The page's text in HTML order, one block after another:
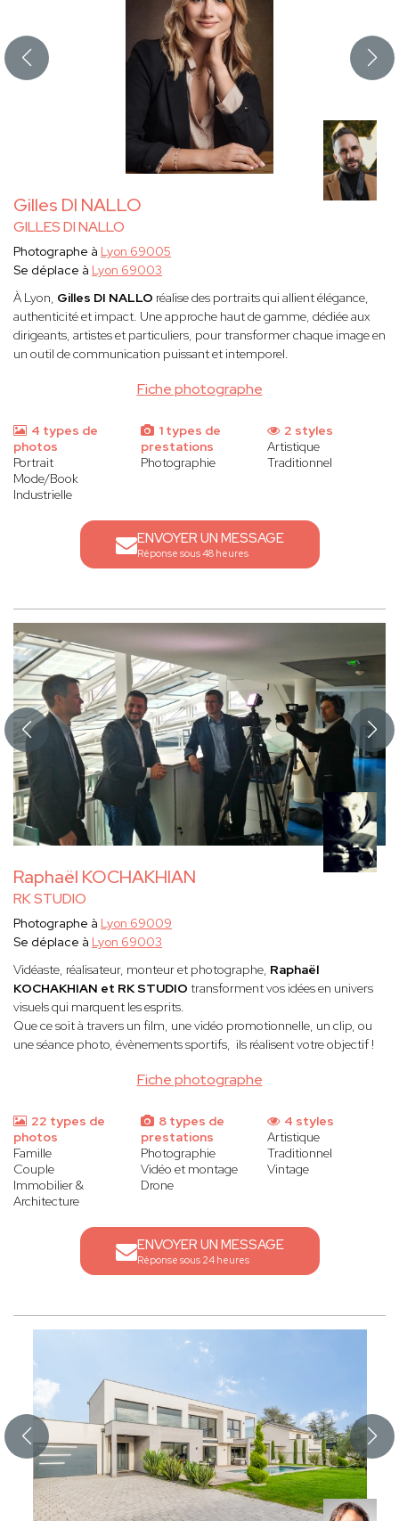
Gilles DI NALLO
GILLES DI NALLO
Fiche photographe
Photographe à Lyon 69005
Se déplace à Lyon 69003
À Lyon, Gilles DI NALLO réalise des portraits qui allient élégance,
authenticité et impact. Une approche haut de gamme, dédiée aux
dirigeants, artistes et particuliers, pour transformer chaque image en
un outil de communication puissant et intemporel.
4 types de
photos
Portrait
Mode/Book
Industrielle
1 types de
prestations
Photographie
2 styles
Artistique
Traditionnel
ENVOYER UN MESSAGE
Réponse sous 48 heures
Raphaël KOCHAKHIAN
RK STUDIO
Fiche photographe
Photographe à Lyon 69009
Se déplace à Lyon 69003
Vidéaste, réalisateur, monteur et photographe, Raphaël
KOCHAKHIAN et RK STUDIO transforment vos idées en univers
visuels qui marquent les esprits.
Que ce soit à travers un film, une vidéo promotionnelle, un clip, ou
une séance photo, évènements sportifs, ils réalisent votre objectif !
22 types de
photos
Famille
Couple
Immobilier &
Architecture
8 types de
prestations
Photographie
Vidéo et montage
Drone
4 styles
Artistique
Traditionnel
Vintage
ENVOYER UN MESSAGE
Réponse sous 24 heures